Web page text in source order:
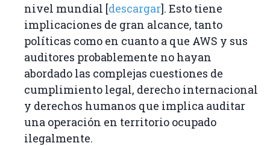
nivel mundial [descargar]. Esto tiene
implicaciones de gran alcance, tanto
políticas como en cuanto a que AWS y sus
auditores probablemente no hayan
abordado las complejas cuestiones de
cumplimiento legal, derecho internacional
y derechos humanos que implica auditar
una operación en territorio ocupado
ilegalmente.